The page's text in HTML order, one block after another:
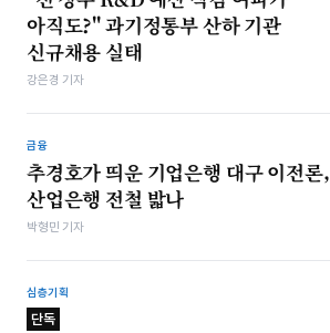
아직도?" 과기정통부 산하 기관
신규채용 실태
강은경 기자
금융
추경호가 띄운 기업은행 대구 이전론,
산업은행 전철 밟나
박형민 기자
심층기획
단독